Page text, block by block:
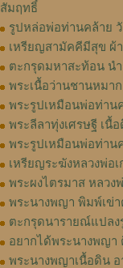
สัมฤทธิ์
รูปหล่อพ่อท่านคล้าย
เหรียญสามัคคีมีสุข ผ้
ตะกรุดมหาสะท้อน น
พระเนื้อว่านชานหมา
พระรูปเหมือนพ่อท่าน
พระลีลาทุ่งเศรษฐี เนื้
พระรูปเหมือนพ่อท่าน
เหรียญระฆังหลวงพ่อ
พระผงไตรมาส หลวง
พระนางพญา พิมพ์เข่า
ตะกรุดนารายณ์แปลง
อยากได้พระนางพญ
พระนางพญาเนื้อดิน